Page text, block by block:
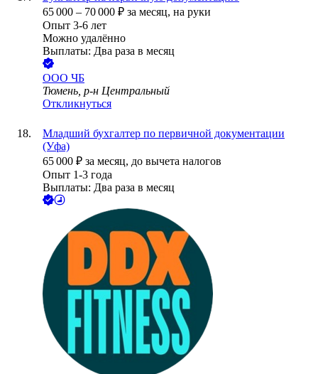
65 000 – 70 000 ₽ за месяц, на руки
Опыт 3-6 лет
Можно удалённо
Выплаты: Два раза в месяц
ООО ЧБ
Тюмень, р-н Центральный
Откликнуться
Младший бухгалтер по первичной документации
(Уфа)
65 000 ₽ за месяц, до вычета налогов
Опыт 1-3 года
Выплаты: Два раза в месяц